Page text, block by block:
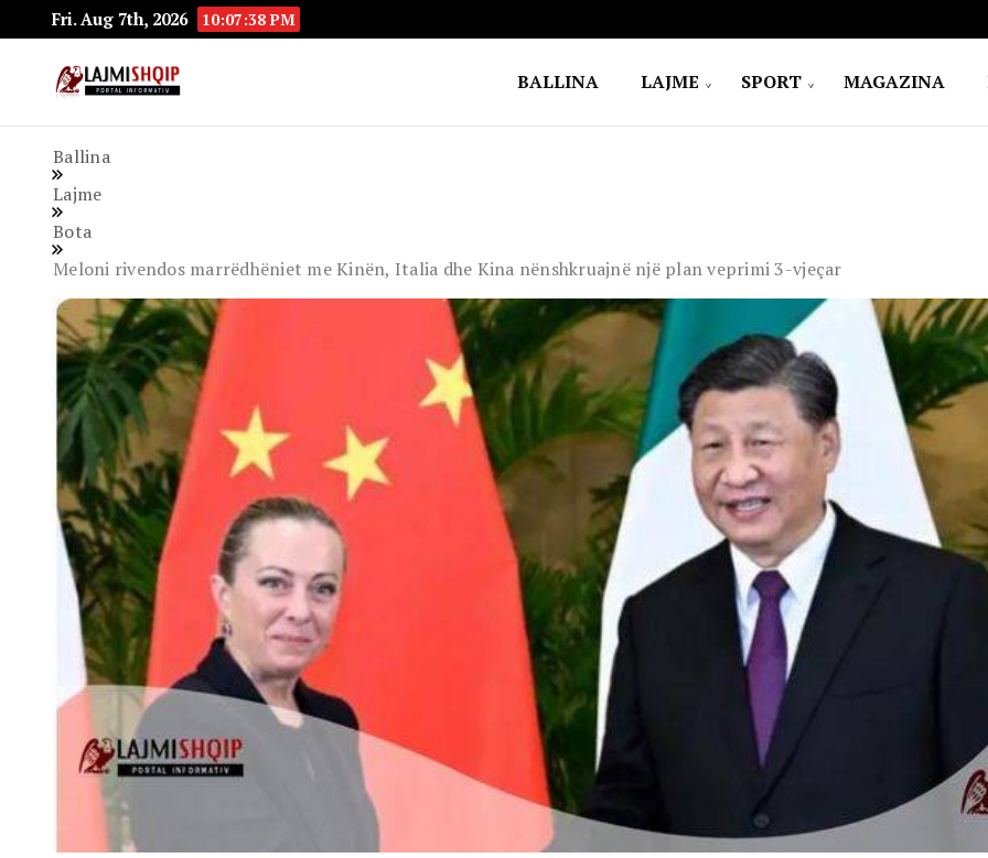
Fri. Aug 7th, 2026 10:07:39 PM
BALLINA LAJME SPORT MAGAZINA
Ballina
Lajme
Bota
Meloni rivendos marrëdhëniet me Kinën, Italia dhe Kina nënshkruajnë një plan veprimi 3-vjeçar